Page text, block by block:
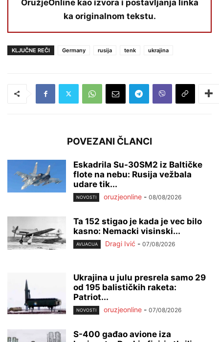
OružjeOnline kao izvora i postavljanja linka
ka originalnom tekstu.
KLJUČNE REČI Germany rusija tenk ukrajina
POVEZANI ČLANCI
Eskadrila Su-30SM2 iz Baltičke
flote na nebu: Rusija vežbala
udare tik...
NOVOSTI oruzjeonline - 08/08/2026
Ta 152 stigao je kada je vec bilo
kasno: Nemacki visinski...
AVIJACIJA Dragi Ivić - 07/08/2026
Ukrajina u julu presrela samo 29
od 195 balističkih raketa:
Patriot...
NOVOSTI oruzjeonline - 07/08/2026
S-400 gađao avione iza